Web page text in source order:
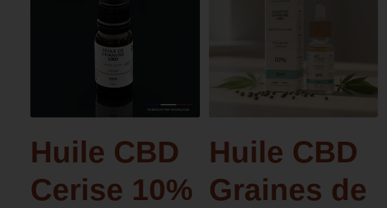
Huile CBD
Cerise 10%
Huile CBD
Graines de